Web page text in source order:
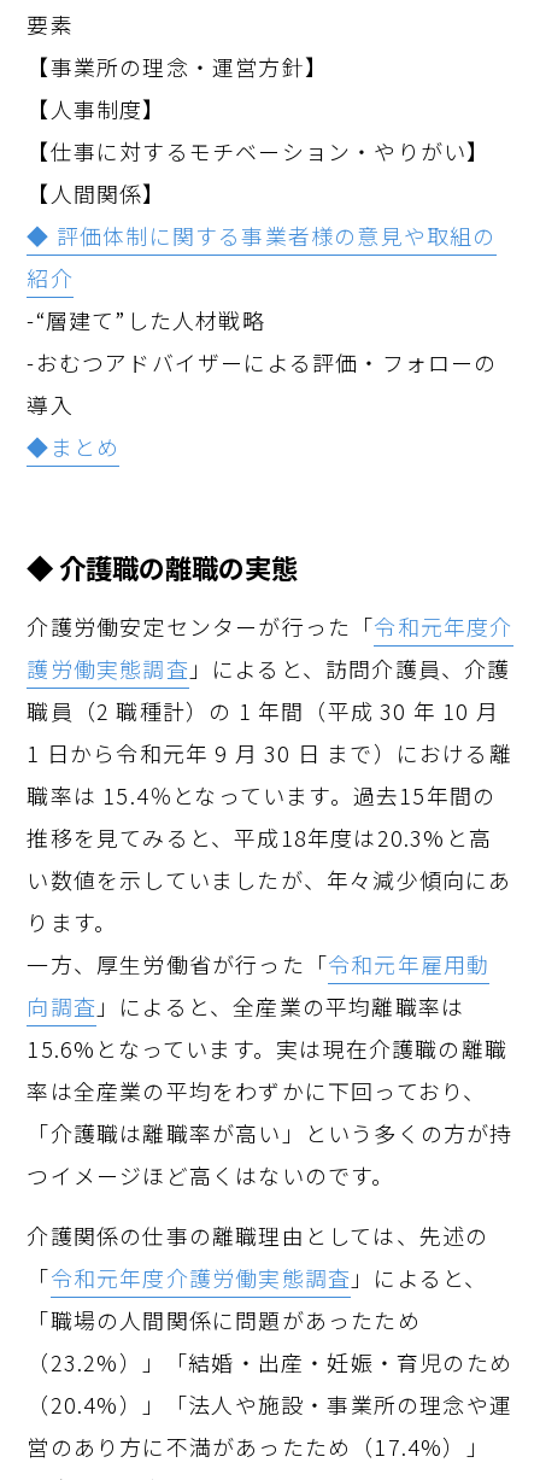
要素
【事業所の理念・運営方針】
【人事制度】
【仕事に対するモチベーション・やりがい】
【人間関係】
◆ 評価体制に関する事業者様の意見や取組の
紹介
-“層建て”した人材戦略
-おむつアドバイザーによる評価・フォローの
導入
◆まとめ
◆ 介護職の離職の実態
介護労働安定センターが行った「令和元年度介
護労働実態調査 」によると、訪問介護員、介護
職員（2 職種計）の 1 年間（平成 30 年 10 月
1 日から令和元年 9 月 30 日 まで）における離
職率は 15.4％となっています。過去15年間の
推移を見てみると、平成18年度は20.3%と高
い数値を示していましたが、年々減少傾向にあ
ります。
一方、厚生労働省が行った「令和元年雇用動
向調査 」によると、全産業の平均離職率は
15.6%となっています。実は現在介護職の離職
率は全産業の平均をわずかに下回っており、
「介護職は離職率が高い」という多くの方が持
つイメージほど高くはないのです。
介護関係の仕事の離職理由としては、先述の
「令和元年度介護労働実態調査 」によると、
「職場の人間関係に問題があったため
（23.2%）」「結婚・出産・妊娠・育児のため
（20.4%）」「法人や施設・事業所の理念や運
営のあり方に不満があったため（17.4%）」